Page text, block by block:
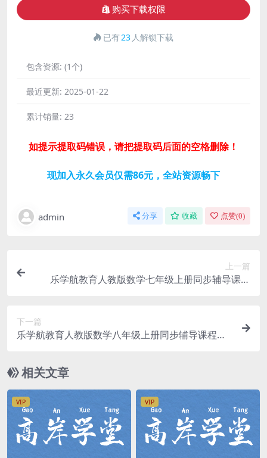
购买下载权限
已有23 人解锁下载
包含资源: (1个)
最近更新: 2025-01-22
累计销量: 23
如提示提取码错误，请把提取码后面的空格删除！
现加入永久会员仅需86元，全站资源畅下
admin 分享 收藏 点赞(0)
上一篇
乐学航教育人教版数学七年级上册同步辅导课程
下一篇
乐学航教育人教版数学八年级上册同步辅导课程
相关文章
VIP VIP